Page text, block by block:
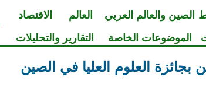
الصين والعالم العربي العالم الاقتصاد
الموضوعات الخاصة التقارير والتحليلات
بجائزة العلوم العليا في الصين